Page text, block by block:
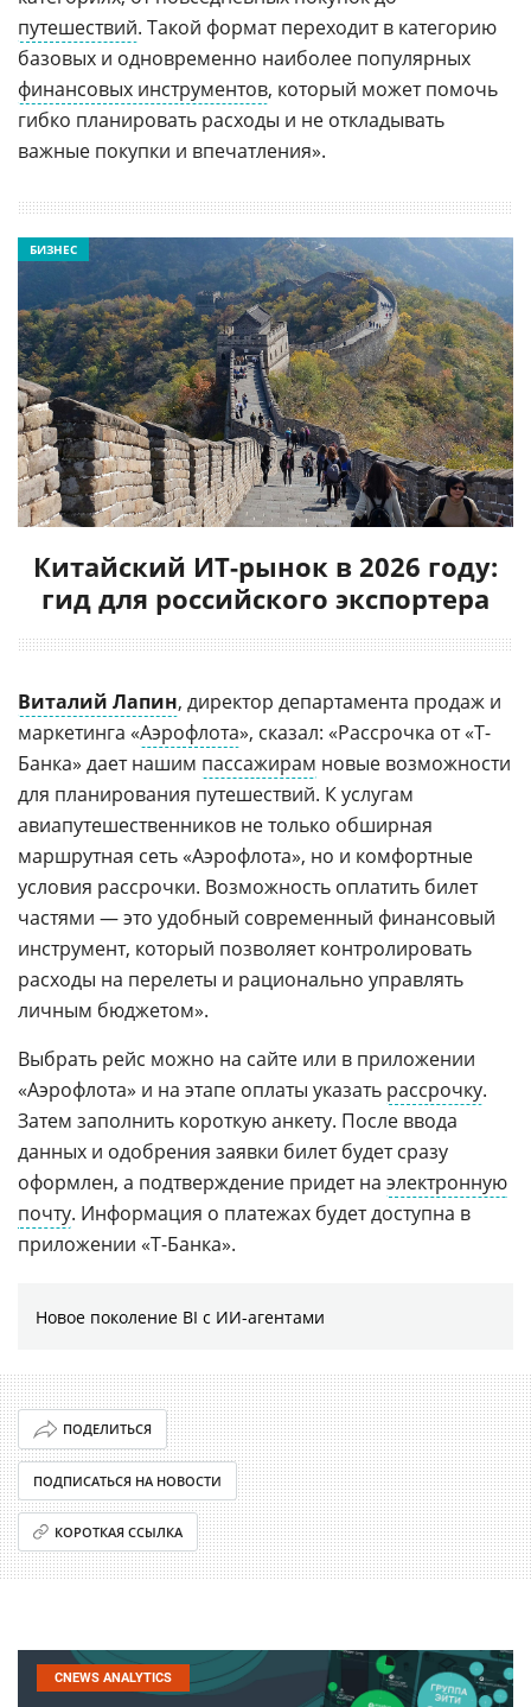
путешествий. Такой формат переходит в категорию
базовых и одновременно наиболее популярных
финансовых инструментов, который может помочь
гибко планировать расходы и не откладывать
важные покупки и впечатления».
Китайский ИТ-рынок в 2026 году:
гид для российского экспортера
БИЗНЕС
Виталий Лапин, директор департамента продаж и
маркетинга «Аэрофлота», сказал: «Рассрочка от «Т-
Банка» дает нашим пассажирам новые возможности
для планирования путешествий. К услугам
авиапутешественников не только обширная
маршрутная сеть «Аэрофлота», но и комфортные
условия рассрочки. Возможность оплатить билет
частями — это удобный современный финансовый
инструмент, который позволяет контролировать
расходы на перелеты и рационально управлять
личным бюджетом».
Выбрать рейс можно на сайте или в приложении
«Аэрофлота» и на этапе оплаты указать рассрочку.
Затем заполнить короткую анкету. После ввода
данных и одобрения заявки билет будет сразу
оформлен, а подтверждение придет на электронную
почту. Информация о платежах будет доступна в
приложении «Т-Банка».
Новое поколение BI с ИИ-агентами
ПОДЕЛИТЬСЯ
ПОДПИСАТЬСЯ НА НОВОСТИ
КОРОТКАЯ ССЫЛКА
CNEWS ANALYTICS